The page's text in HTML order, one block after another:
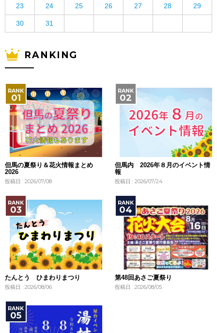
23 24 25 26 27 28 29
30 31
RANKING
但馬の夏祭り＆花火情報まとめ
2026
投稿日 : 2026/07/08
但馬内 2026年８月のイベント情
報
投稿日 : 2026/07/24
たんとう ひまわりまつり
投稿日 : 2026/08/06
第48回あさご夏祭り
投稿日 : 2026/08/05